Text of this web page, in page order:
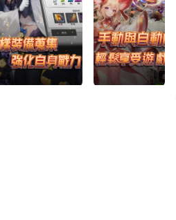
來打》是2023台灣廠商自製最
奏明快的戰鬥過程，更能享受
動功能可以讓緊湊的戰鬥稍作歇
每秒卻能享受無窮樂趣。